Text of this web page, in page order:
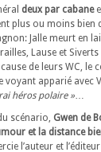
deux par cabane
plus ou moins bien
Jalle meurt en
Lause et
de leurs WC, le
voyant apparié avec
héros polaire »
scénario, Gwen de
et la distance
l’auteur et